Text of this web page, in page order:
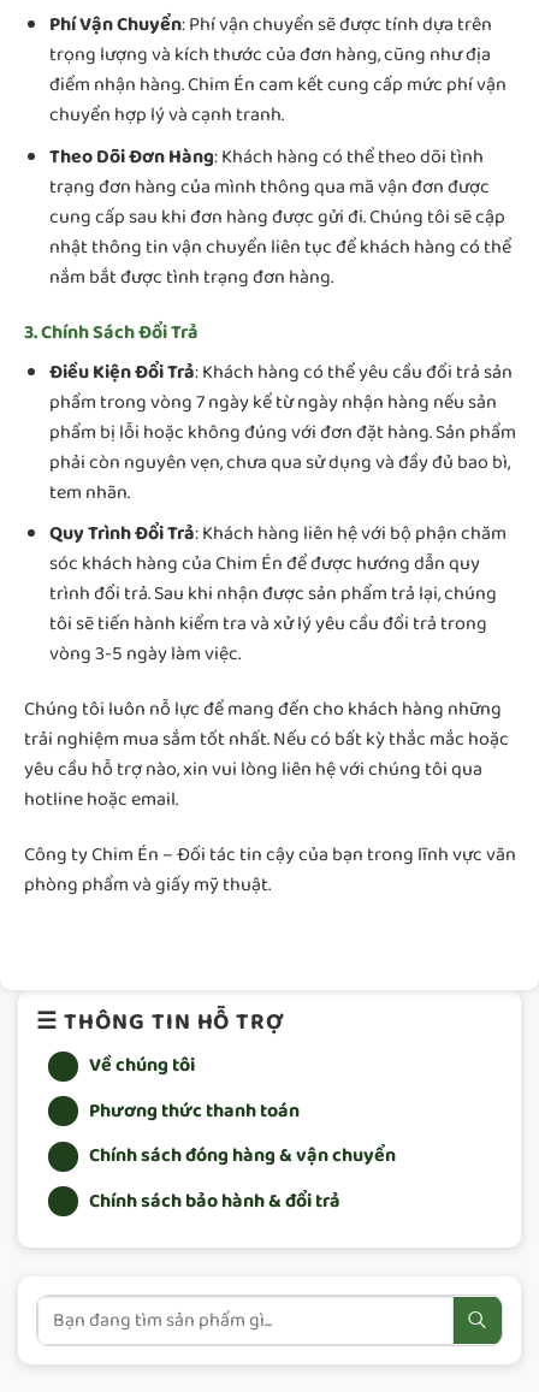
☰ THÔNG TIN HỖ TRỢ
Về chúng tôi
Phương thức thanh toán
Chính sách đóng hàng & vận chuyển
Chính sách bảo hành & đổi trả
Phí Vận Chuyển: Phí vận chuyển sẽ được tính dựa trên
trọng lượng và kích thước của đơn hàng, cũng như địa
điểm nhận hàng. Chim Én cam kết cung cấp mức phí vận
chuyển hợp lý và cạnh tranh.
Theo Dõi Đơn Hàng: Khách hàng có thể theo dõi tình
trạng đơn hàng của mình thông qua mã vận đơn được
cung cấp sau khi đơn hàng được gửi đi. Chúng tôi sẽ cập
nhật thông tin vận chuyển liên tục để khách hàng có thể
nắm bắt được tình trạng đơn hàng.
3. Chính Sách Đổi Trả
Điều Kiện Đổi Trả: Khách hàng có thể yêu cầu đổi trả sản
phẩm trong vòng 7 ngày kể từ ngày nhận hàng nếu sản
phẩm bị lỗi hoặc không đúng với đơn đặt hàng. Sản phẩm
phải còn nguyên vẹn, chưa qua sử dụng và đầy đủ bao bì,
tem nhãn.
Quy Trình Đổi Trả: Khách hàng liên hệ với bộ phận chăm
sóc khách hàng của Chim Én để được hướng dẫn quy
trình đổi trả. Sau khi nhận được sản phẩm trả lại, chúng
tôi sẽ tiến hành kiểm tra và xử lý yêu cầu đổi trả trong
vòng 3-5 ngày làm việc.
Chúng tôi luôn nỗ lực để mang đến cho khách hàng những
trải nghiệm mua sắm tốt nhất. Nếu có bất kỳ thắc mắc hoặc
yêu cầu hỗ trợ nào, xin vui lòng liên hệ với chúng tôi qua
hotline hoặc email.
Công ty Chim Én – Đối tác tin cậy của bạn trong lĩnh vực văn
phòng phẩm và giấy mỹ thuật.